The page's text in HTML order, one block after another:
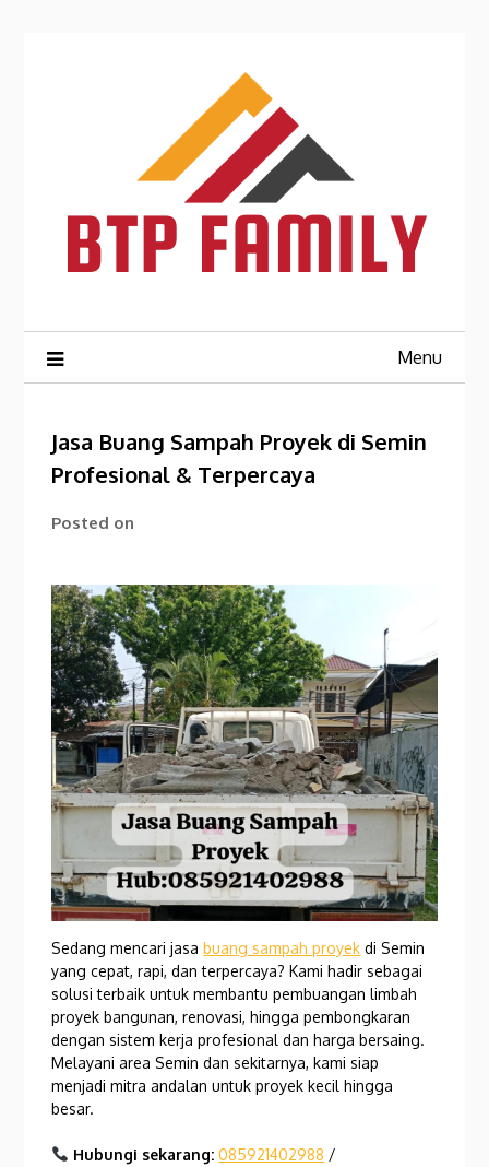
Menu
Jasa Buang Sampah Proyek di Semin
Profesional & Terpercaya
Posted on
Sedang mencari jasabuang sampah proyek di Semin
yang cepat, rapi, dan terpercaya? Kami hadir sebagai
solusi terbaik untuk membantu pembuangan limbah
proyek bangunan, renovasi, hingga pembongkaran
dengan sistem kerja profesional dan harga bersaing.
Melayani area Semin dan sekitarnya, kami siap
menjadi mitra andalan untuk proyek kecil hingga
besar.
Hubungi sekarang: 085921402988 /